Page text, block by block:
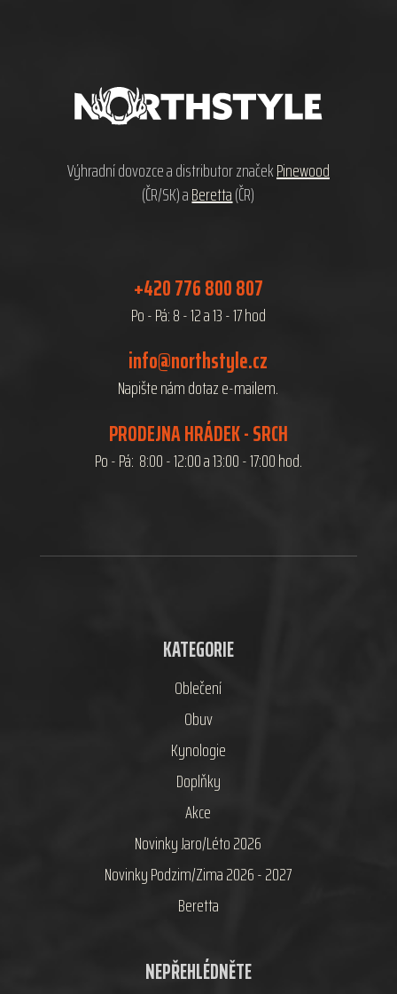
Výhradní dovozce a distributor značekPinewood
(ČR/SK) aBeretta(ČR)
+420 776 800 807
Po - Pá: 8 - 12 a 13 - 17 hod
info@northstyle.cz
Napište nám dotaz e-mailem.
PRODEJNA HRÁDEK - SRCH
Po - Pá: 8:00 - 12:00 a 13:00 - 17:00 hod.
KATEGORIE
Oblečení
Obuv
Kynologie
Doplňky
Akce
Novinky Jaro/Léto 2026
Novinky Podzim/Zima 2026 - 2027
Beretta
NEPŘEHLÉDNĚTE